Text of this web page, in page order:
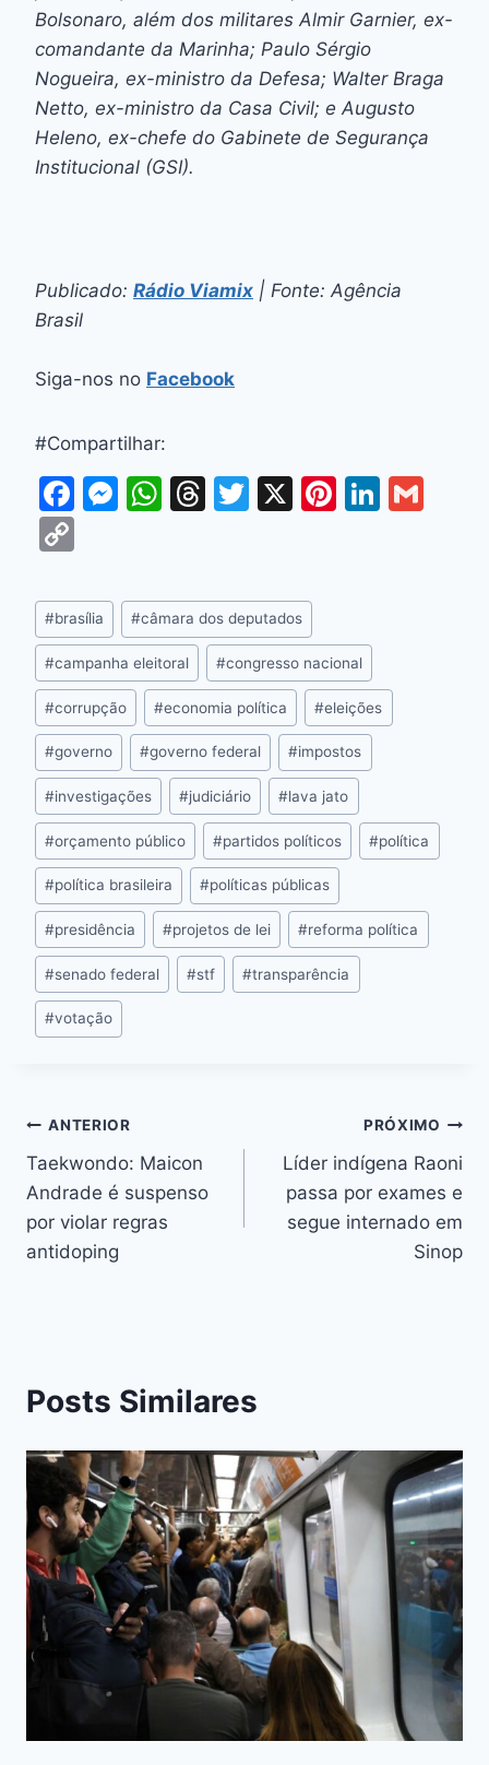
Bolsonaro, além dos militares Almir Garnier, ex-
comandante da Marinha; Paulo Sérgio
Nogueira, ex-ministro da Defesa; Walter Braga
Netto, ex-ministro da Casa Civil; e Augusto
Heleno, ex-chefe do Gabinete de Segurança
Institucional (GSI).
Publicado: Rádio Viamix | Fonte: Agência
Brasil
Siga-nos no Facebook
#Compartilhar:
F
e
b
o
o
k
M
s
e
n
g
er
W
s
A
p
p
T
a
d
s
T
er
X
Pi
st
Li
p
y
Li
n
k
#brasília #câmara dos deputados
#campanha eleitoral #congresso nacional
#corrupção #economia política #eleições
#governo #governo federal #impostos
#investigações #judiciário #lava jato
#orçamento público #partidos políticos #política
#política brasileira #políticas públicas
#presidência #projetos de lei #reforma política
#senado federal #stf #transparência
#votação
ANTERIOR
Taekwondo: Maicon
Andrade é suspenso
por violar regras
antidoping
PRÓXIMO
Líder indígena Raoni
passa por exames e
segue internado em
Sinop
Posts Similares